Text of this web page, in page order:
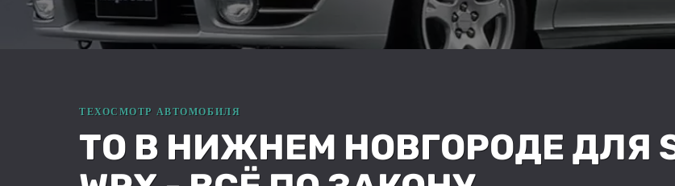
ТО В НИЖНЕМ НОВГОРОДЕ ДЛЯ